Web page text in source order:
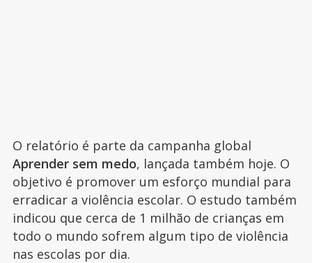
O relatório é parte da campanha global
Aprender sem medo, lançada também hoje. O
objetivo é promover um esforço mundial para
erradicar a violência escolar. O estudo também
indicou que cerca de 1 milhão de crianças em
todo o mundo sofrem algum tipo de violência
nas escolas por dia.